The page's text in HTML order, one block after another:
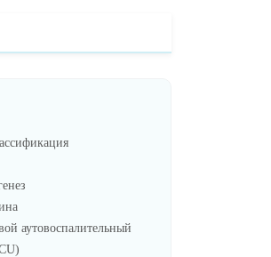
аутовоспалительный